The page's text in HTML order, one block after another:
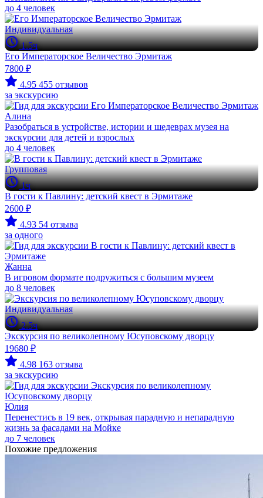
до 4 человек
Индивидуальная
1.5ч
Его Императорское Величество Эрмитаж
7800 ₽
4.95 455 отзывов
за экскурсию
Алина
Разобраться в устройстве, истории и шедеврах музея на
экскурсии для детей и взрослых
до 4 человек
Групповая
1ч
В гости к Павлину: детский квест в Эрмитаже
2600 ₽
4.93 54 отзыва
за одного
Жанна
В игровом формате подружиться с большим музеем
до 8 человек
Индивидуальная
2.5ч
Экскурсия по великолепному Юсуповскому дворцу
19680 ₽
4.98 163 отзыва
за экскурсию
Юлия
Перенестись в 19 век, открывая парадную и непарадную
жизнь за фасадами на Мойке
до 7 человек
Похожие предложения